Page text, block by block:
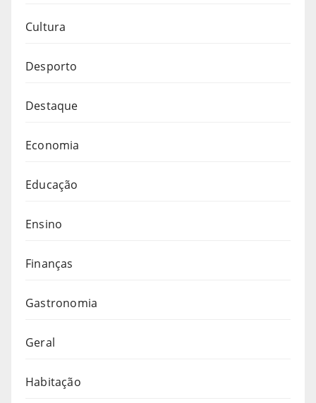
Cultura
Desporto
Destaque
Economia
Educação
Ensino
Finanças
Gastronomia
Geral
Habitação